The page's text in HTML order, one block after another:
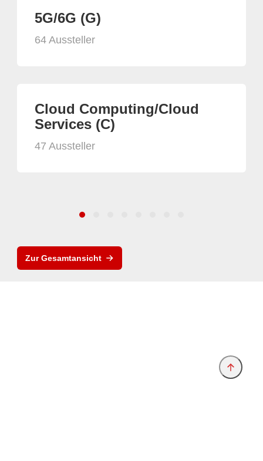
5G/6G (G)
64 Aussteller
Cloud Computing/Cloud
Services (C)
47 Aussteller
Zur Gesamtansicht